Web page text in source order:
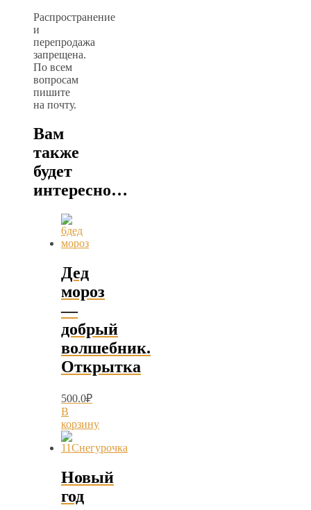
Распространение
и
перепродажа
запрещена.
По всем
вопросам
пишите
на почту.
Вам
также
будет
интересно…
Дед
мороз
—
добрый
волшебник.
Открытка
500.0₽
В
корзину
Новый
год